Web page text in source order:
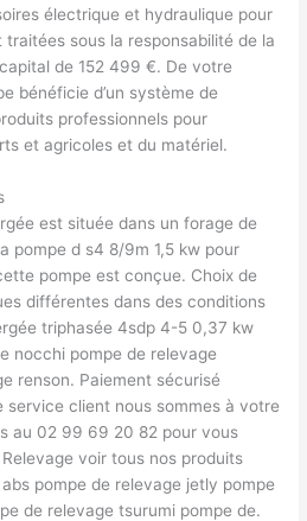
électrique et hydraulique pour
sous la responsabilité de la
de 152 499 €. De votre
bénéficie d’un système de
professionnels pour
et agricoles et du matériel.
est située dans un forage de
pompe d s4 8/9m 1,5 kw pour
pompe est conçue. Choix de
différentes dans des conditions
triphasée 4sdp 4-5 0,37 kw
nocchi pompe de relevage
renson. Paiement sécurisé
client nous sommes à votre
au 02 99 69 20 82 pour vous
voir tous nos produits
pompe de relevage jetly pompe
de relevage tsurumi pompe de.